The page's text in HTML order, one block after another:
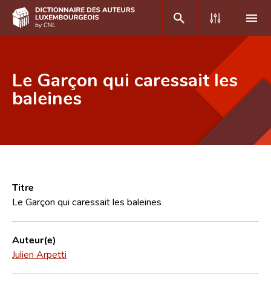
Foire aux questions
CNL
Équipe scientifique
Contact
Le Garçon qui caressait les
baleines
Titre
Le Garçon qui caressait les baleines
Auteur(e)
Julien Arpetti